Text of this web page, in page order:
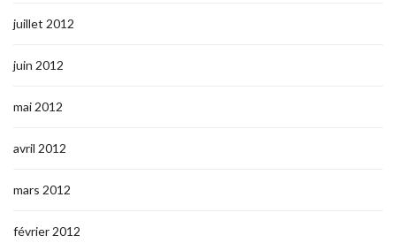
juillet 2012
juin 2012
mai 2012
avril 2012
mars 2012
février 2012